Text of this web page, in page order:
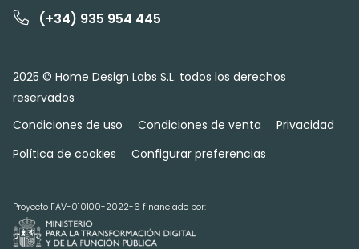
(+34) 935 954 445
2025 © Home Design Labs S.L. todos los derechos
reservados
Condiciones de uso
Condiciones de venta
Privacidad
Política de cookies
Configurar preferencias
Proyecto FAV-010100-2022-6 financiado por: